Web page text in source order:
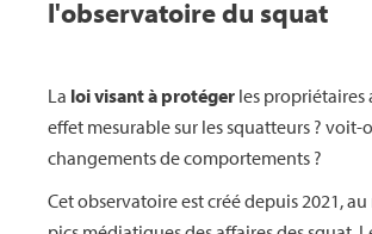
l'observatoire du squat
La loi visant à protéger les propriétaires
effet mesurable sur les squatteurs ? voit-
changements de comportements ?
Cet observatoire est créé depuis 2021,